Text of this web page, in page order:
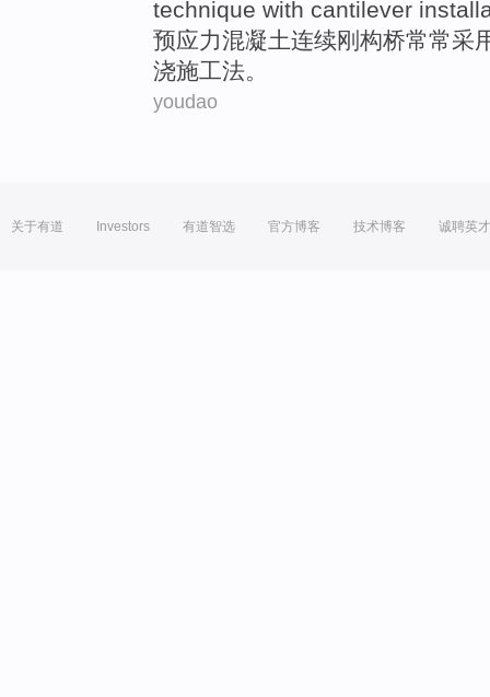
technique with cantilever
预应力混凝土连续刚构桥常常采
浇施工法。
youdao
关于有道 Investors 有道智选 官方博客 技术博客 诚聘英才